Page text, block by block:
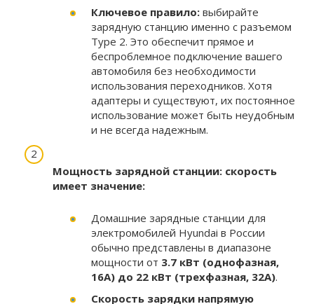
Ключевое правило: выбирайте
зарядную станцию именно с разъемом
Type 2. Это обеспечит прямое и
беспроблемное подключение вашего
автомобиля без необходимости
использования переходников. Хотя
адаптеры и существуют, их постоянное
использование может быть неудобным
и не всегда надежным.
Мощность зарядной станции: скорость
имеет значение:
Домашние зарядные станции для
электромобилей Hyundai в России
обычно представлены в диапазоне
мощности от 3.7 кВт (однофазная,
16А) до 22 кВт (трехфазная, 32А).
Скорость зарядки напрямую